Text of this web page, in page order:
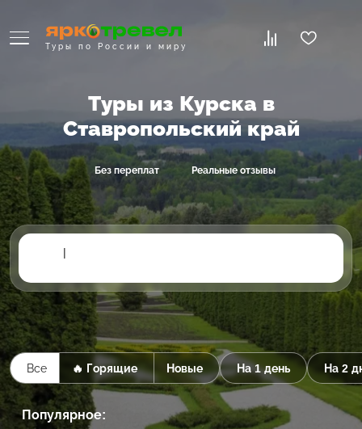
Туры по России и миру
Туры из Курска в
Ставропольский край
Без переплат Реальные отзывы
|
Все 🔥 Горящие Новые На 1 день На 2
Популярное: